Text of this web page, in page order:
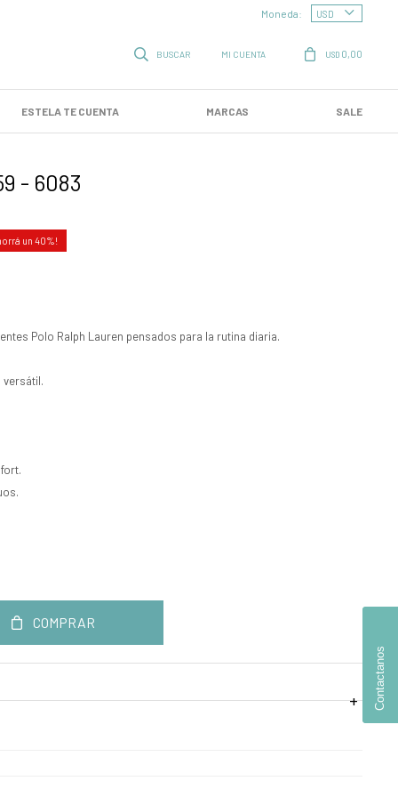
ESTELA TE CUENTA MARCAS SALE
USD 0,00
Moneda:
- 6083
40
Polo Ralph Lauren pensados para la rutina diaria.
versátil.
COMPRAR
Contactanos